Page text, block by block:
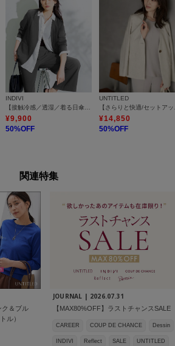
INDIVI
¥9,900
50%OFF
UNTITLED
¥14,850
50%OFF
関連特集
ク＆ブル
ル）
JOURNAL | 2026.07.31
【MAX80%OFF】ラストチャンスSALE
CAREER COUP DE CHANCE Dessin
INDIVI Reflect SALE UNTITLED